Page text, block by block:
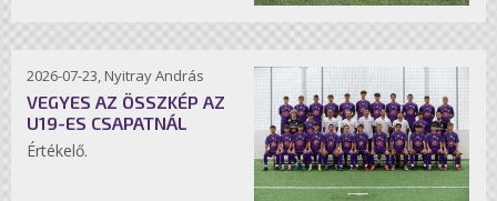
2026-07-23, Nyitray András
VEGYES AZ ÖSSZKÉP AZ
U19-ES CSAPATNÁL
Értékelő.